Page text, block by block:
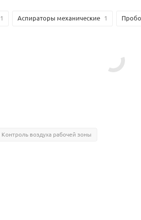
1 Аспираторы механические 1
Контроль воздуха рабочей зоны